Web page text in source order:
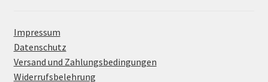
Impressum
Datenschutz
Versand und Zahlungsbedingungen
Widerrufsbelehrung